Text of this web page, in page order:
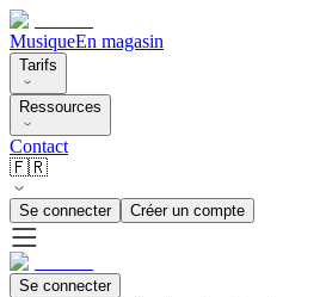
MusiqueEn magasin
Tarifs
Ressources
Contact
🇫🇷
Se connecter Créer un compte
Se connecter